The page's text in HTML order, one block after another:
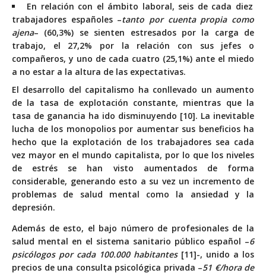
En relación con el ámbito laboral, seis de cada diez
trabajadores españoles –tanto por cuenta propia como
ajena– (60,3%) se sienten estresados por la carga de
trabajo, el 27,2% por la relación con sus jefes o
compañeros, y uno de cada cuatro (25,1%) ante el miedo
a no estar a la altura de las expectativas.
El desarrollo del capitalismo ha conllevado un aumento
de la tasa de explotación constante, mientras que la
tasa de ganancia ha ido disminuyendo [10]. La inevitable
lucha de los monopolios por aumentar sus beneficios ha
hecho que la explotación de los trabajadores sea cada
vez mayor en el mundo capitalista, por lo que los niveles
de estrés se han visto aumentados de forma
considerable, generando esto a su vez un incremento de
problemas de salud mental como la ansiedad y la
depresión.
Además de esto, el bajo número de profesionales de la
salud mental en el sistema sanitario público español –6
psicólogos por cada 100.000 habitantes[11]-, unido a los
precios de una consulta psicológica privada –51 €/hora de